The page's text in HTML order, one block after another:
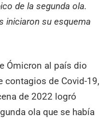
de la segunda ola.
iniciaron su esquema
Ómicron al país dio
contagios de Covid-19,
de 2022 logró
ola que se había